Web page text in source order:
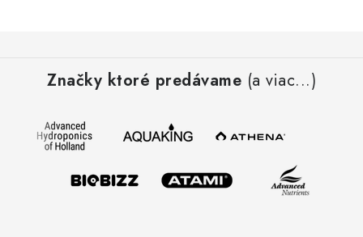
Značky ktoré predávame (a viac...)